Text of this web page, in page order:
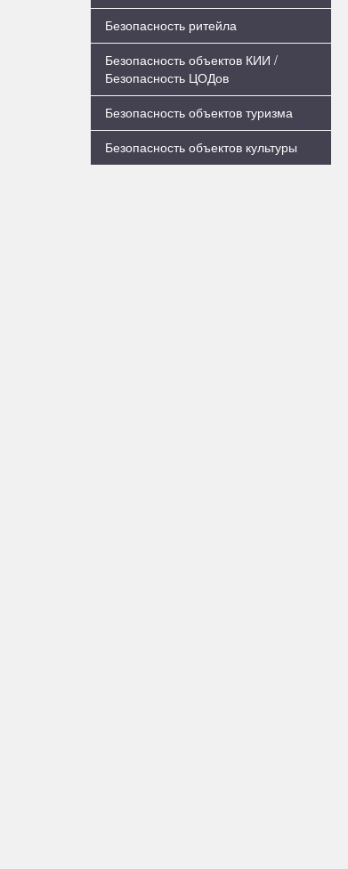
Безопасность ритейла
Безопасность объектов КИИ /
Безопасность ЦОДов
Безопасность объектов туризма
Безопасность объектов культуры